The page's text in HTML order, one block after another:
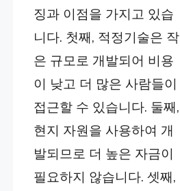
징과 이점을 가지고 있습
니다. 첫째, 적정기술은 작
은 규모로 개발되어 비용
이 낮고 더 많은 사람들이
접근할 수 있습니다. 둘째,
현지 자원을 사용하여 개
발되므로 더 높은 자금이
필요하지 않습니다. 셋째,